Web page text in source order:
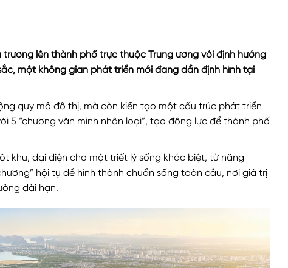
lên thành phố trực thuộc Trung ương với định hướng
một không gian phát triển mới đang dần định hình tại
quy mô đô thị, mà còn kiến tạo một cấu trúc phát triển
5 “chương văn minh nhân loại”, tạo động lực để thành phố
khu, đại diện cho một triết lý sống khác biệt, từ năng
hội tụ để hình thành chuẩn sống toàn cầu, nơi giá trị
dài hạn.